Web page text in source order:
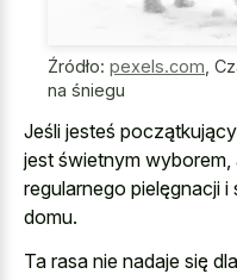
Źródło: pexels.com
na śniegu
Jeśli jesteś
jest świetnym
regularnego pielęgnacji
domu.
Ta rasa nie nadaje się